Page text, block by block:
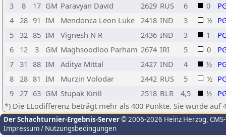
3
8 17 GM Paravyan David 2629 RUS 6 0
4
28 91 IM Mendonca Leon Luke 2418 IND 3 ½
5
32 85 IM Vignesh N R 2436 IND 3 1
6
12 3 GM Maghsoodloo Parham 2674 IRI 5 0
7
31 88 IM Aditya Mittal 2427 IND 4 ½
8
28 81 IM Murzin Volodar 2442 RUS 5 ½
9
27 63 GM Stupak Kirill 2518 BLR 4,5 ½
*) Die ELodifferenz beträgt mehr als 400 Punkte. Sie wurde auf
Der Schachturnier-Ergebnis-Server© 2006-2026 Heinz Herzog,
Impressum / Nutzungsbedingungen